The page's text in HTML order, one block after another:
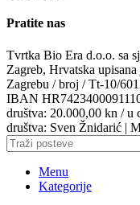
Pratite nas
Tvrtka Bio Era d.o.o. sa
Zagreb, Hrvatska
Zagrebu / broj / Tt-10/
IBAN
društva: 20.000,00 kn / u
društva: Sven Žnidarić |
Menu
Kategorije